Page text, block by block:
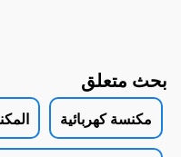
بحث متعلق
مكنسة كهربائية